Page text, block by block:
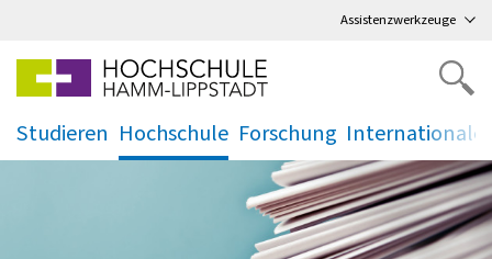
Assistenzwerkzeuge
Studieren
.
Hochschule
.
Forschung
. .